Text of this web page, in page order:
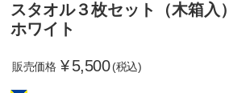
スタオル３枚セット（木箱入）
ホワイト
販売価格 ¥5,500 (税込)